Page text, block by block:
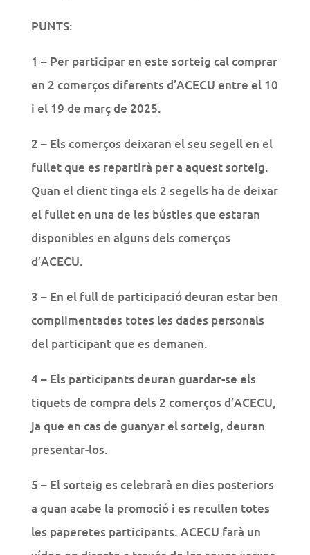
PUNTS:
1 – Per participar en este sorteig cal comprar
en 2 comerços diferents d’ACECU entre el 10
i el 19 de març de 2025.
2 – Els comerços deixaran el seu segell en el
fullet que es repartirà per a aquest sorteig.
Quan el client tinga els 2 segells ha de deixar
el fullet en una de les bústies que estaran
disponibles en alguns dels comerços
d’ACECU.
3 – En el full de participació deuran estar ben
complimentades totes les dades personals
del participant que es demanen.
4 – Els participants deuran guardar-se els
tiquets de compra dels 2 comerços d’ACECU,
ja que en cas de guanyar el sorteig, deuran
presentar-los.
5 – El sorteig es celebrarà en dies posteriors
a quan acabe la promoció i es recullen totes
les paperetes participants. ACECU farà un